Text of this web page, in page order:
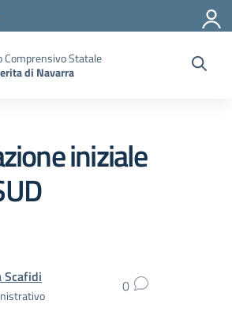
Comprensivo Statale
di Navarra
iniziale
Scafidi
0